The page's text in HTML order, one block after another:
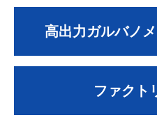
高出力ガルバノ
ファクト